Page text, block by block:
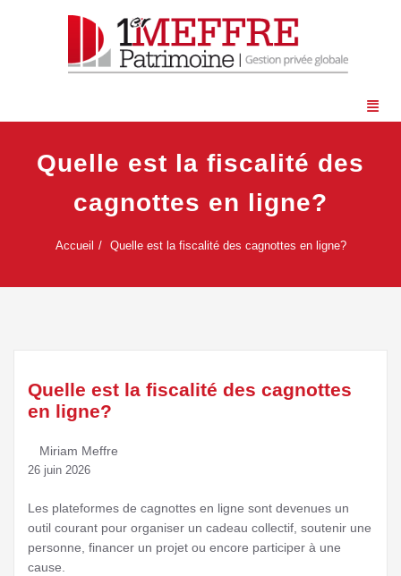
Quelle est la fiscalité des
cagnottes en ligne?
Accueil Quelle est la fiscalité des cagnottes en ligne?
Quelle est la fiscalité des cagnottes
en ligne?
Miriam Meffre
26 juin 2026
Les plateformes de cagnottes en ligne sont devenues un
outil courant pour organiser un cadeau collectif, soutenir une
personne, financer un projet ou encore participer à une
cause.